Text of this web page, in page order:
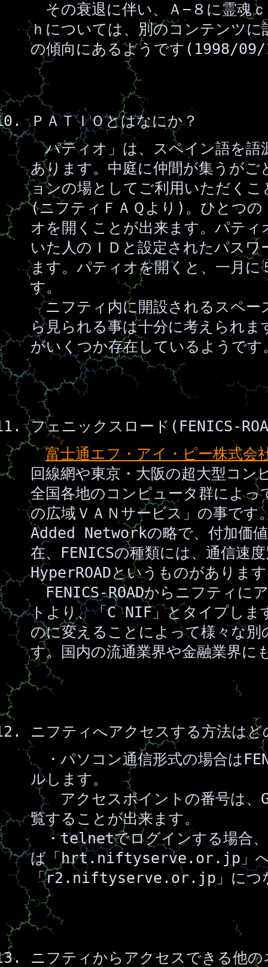
その衰退に伴い、Ａ−８に霊魂
ｈについては、別のコンテンツ
の傾向にあるようです(1998/
ＰＡＴＩＯとはなにか？
パティオ」は、スペイン語を語
あります。中庭に仲間が集うが
ョンの場としてご利用いただく
(ニフティＦＡＱより)。ひとつの
オを開くことが出来ます。パテ
いた人のＩＤと設定されたパス
ます。パティオを開くと、一月に
す。
ニフティ内に開設されるスペー
ら見られる事は十分に考えられ
がいくつか存在しているようです
フェニックスロード(FENICS-
富士通エフ・アイ・ピー株式会
回線網や東京・大阪の超大型コ
全国各地のコンピュータ群によっ
の広域ＶＡＮサービス」の事で
Added Networkの略で、付加価
在、FENICSの種類には、通信速
HyperROADというものがありま
FENICS-ROADからニフティに
トより、「C NIF」とタイプしま
のに変えることによって様々な
す。国内の流通業界や金融業界に
ニフティへアクセスする方法は
・パソコン通信形式の場合は
ルします。
アクセスポイントの番号は、
覧することが出来ます。
・telnetでログインする場合、
ば「hrt.niftyserve.or.jp」へ
「r2.niftyserve.or.jp」につ
ニフティからアクセスできる他